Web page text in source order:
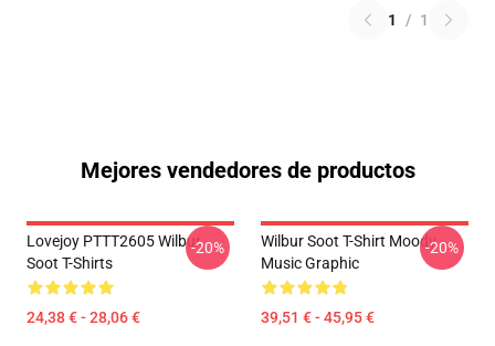
1 / 1
Mejores vendedores de productos
Lovejoy PTTT2605 Wilbur
Soot T-Shirts
24,38 € - 28,06 €
-20%
Wilbur Soot T-Shirt Moody
Music Graphic
39,51 € - 45,95 €
-20%